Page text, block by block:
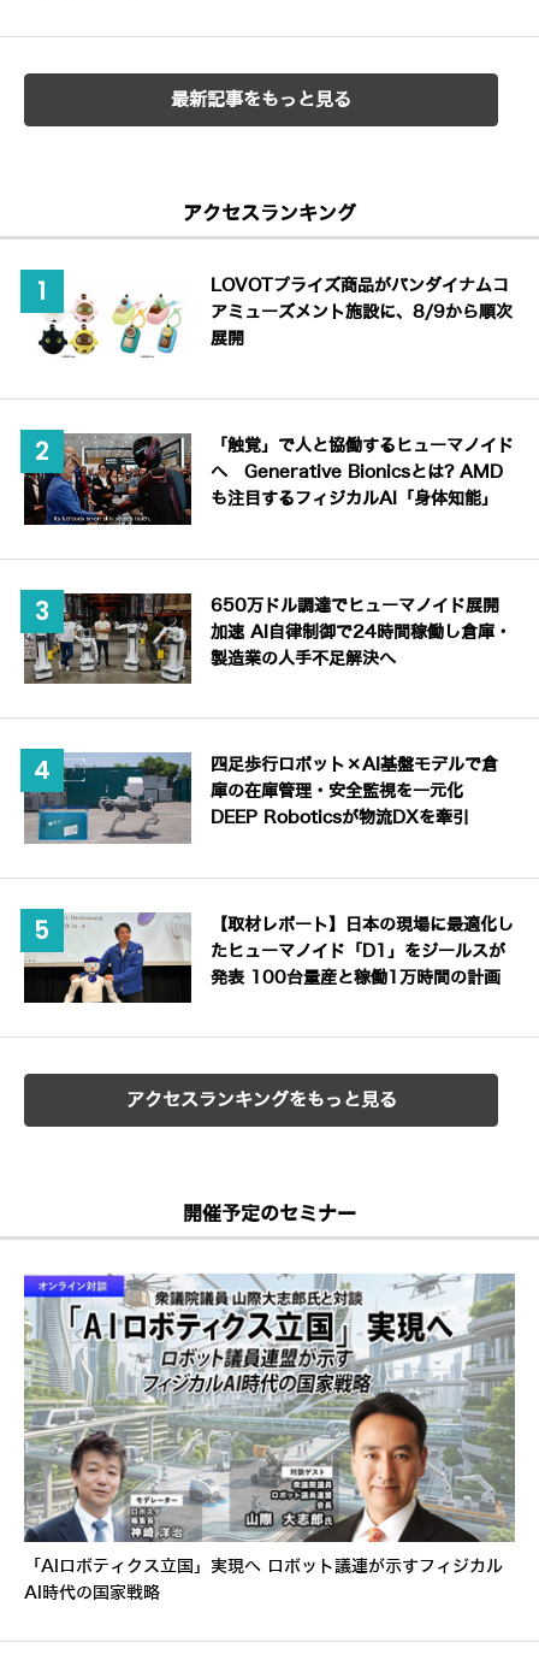
最新記事をもっと見る
アクセスランキング
LOVOTプライズ商品がバンダイナムコ
アミューズメント施設に、8/9から順次
展開
「触覚」で人と協働するヒューマノイド
へ Generative Bionicsとは? AMD
も注目するフィジカルAI「身体知能」
650万ドル調達でヒューマノイド展開
加速 AI自律制御で24時間稼働し倉庫・
製造業の人手不足解決へ
四足歩行ロボット×AI基盤モデルで倉
庫の在庫管理・安全監視を一元化
DEEP Roboticsが物流DXを牽引
【取材レポート】日本の現場に最適化し
たヒューマノイド「D1」をジールスが
発表 100台量産と稼働1万時間の計画
アクセスランキングをもっと見る
開催予定のセミナー
「AIロボティクス立国」実現へ ロボット議連が示すフィジカル
AI時代の国家戦略